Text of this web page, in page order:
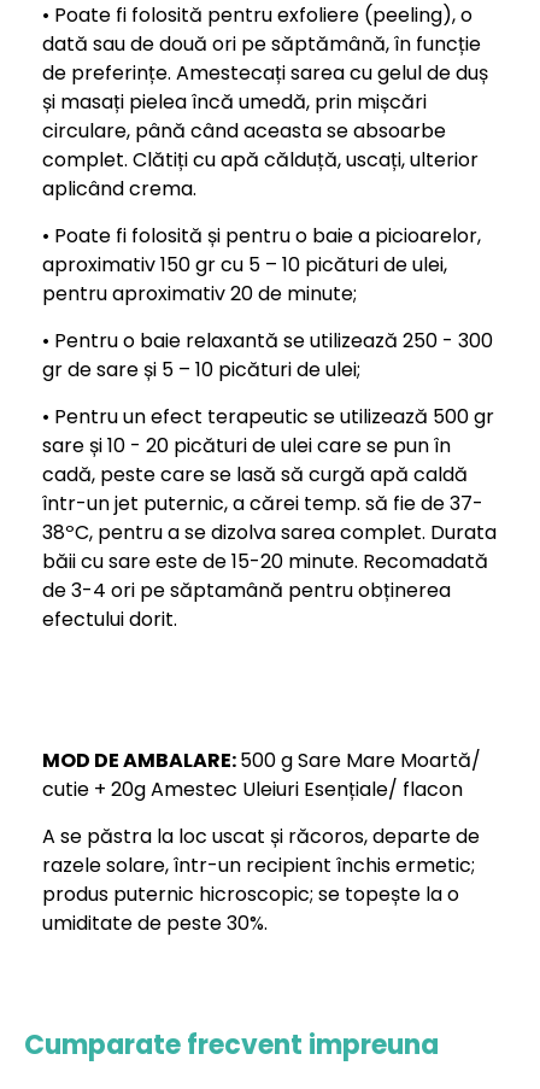
• Poate fi folosită pentru exfoliere (peeling), o
dată sau de două ori pe săptămână, în funcție
de preferințe. Amestecați sarea cu gelul de duș
și masați pielea încă umedă, prin mișcări
circulare, până când aceasta se absoarbe
complet. Clătiți cu apă călduță, uscați, ulterior
aplicând crema.
• Poate fi folosită și pentru o baie a picioarelor,
aproximativ 150 gr cu 5 – 10 picături de ulei,
pentru aproximativ 20 de minute;
• Pentru o baie relaxantă se utilizează 250 - 300
gr de sare și 5 – 10 picături de ulei;
• Pentru un efect terapeutic se utilizează 500 gr
sare și 10 - 20 picături de ulei care se pun în
cadă, peste care se lasă să curgă apă caldă
într-un jet puternic, a cărei temp. să fie de 37-
38ºC, pentru a se dizolva sarea complet. Durata
băii cu sare este de 15-20 minute. Recomadată
de 3-4 ori pe săptamână pentru obținerea
efectului dorit.
MOD DE AMBALARE:500 g Sare Mare Moartă/
cutie + 20g Amestec Uleiuri Esențiale/ flacon
A se păstra la loc uscat și răcoros, departe de
razele solare, într-un recipient închis ermetic;
produs puternic hicroscopic; se topește la o
umiditate de peste 30%.
Cumparate frecvent impreuna